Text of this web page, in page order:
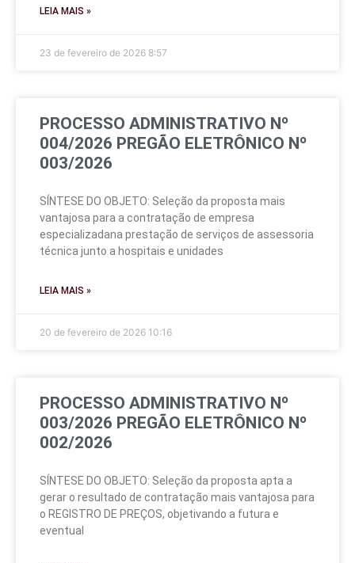
LEIA MAIS »
23 de fevereiro de 2026 8:57
PROCESSO ADMINISTRATIVO Nº
004/2026 PREGÃO ELETRÔNICO Nº
003/2026
SÍNTESE DO OBJETO: Seleção da proposta mais
vantajosa para a contratação de empresa
especializadana prestação de serviços de assessoria
técnica junto a hospitais e unidades
LEIA MAIS »
20 de fevereiro de 2026 10:16
PROCESSO ADMINISTRATIVO Nº
003/2026 PREGÃO ELETRÔNICO Nº
002/2026
SÍNTESE DO OBJETO: Seleção da proposta apta a
gerar o resultado de contratação mais vantajosa para
o REGISTRO DE PREÇOS, objetivando a futura e
eventual